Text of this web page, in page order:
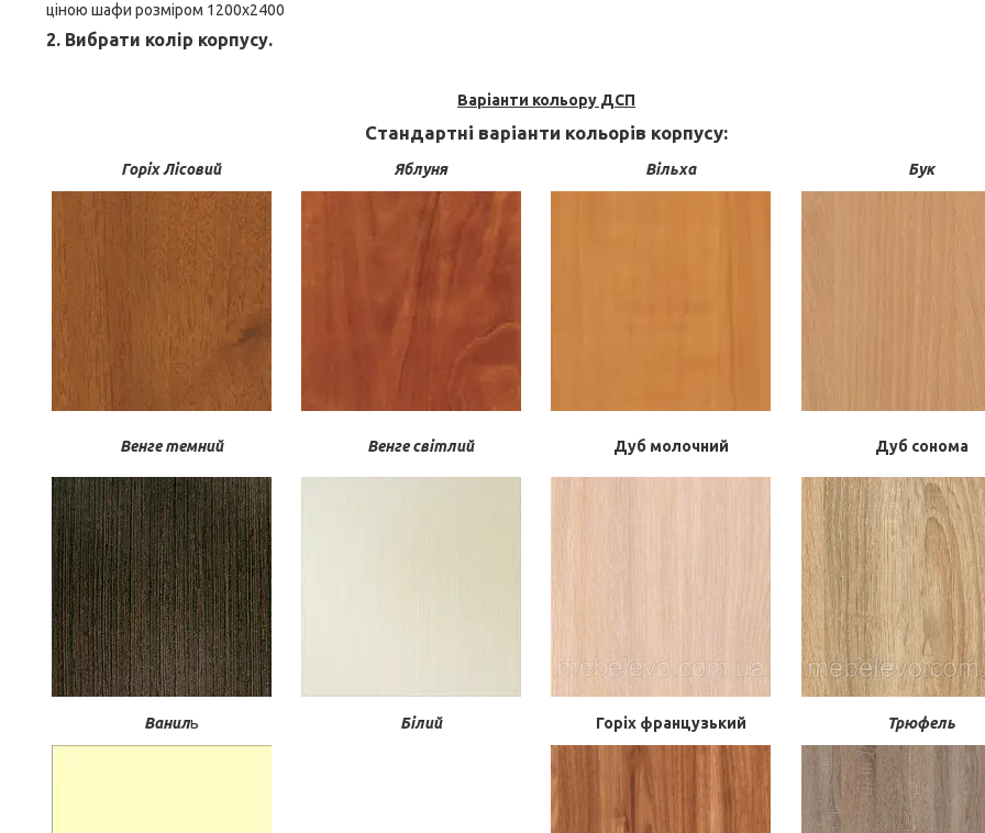
ціною шафи розміром 1200х2400
2. Вибрати колір корпусу.
Варіанти кольору ДСП
Стандартні варіанти кольорів корпусу:
Горіх Лісовий Яблуня Вільха Бук
Венге темний Венге світлий Дуб молочний Дуб сонома
Ваниль Білий Горіх французький Трюфель